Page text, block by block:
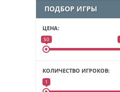
ПОДБОР ИГРЫ
ЦЕНА:
50
КОЛИЧЕСТВО ИГРОКОВ:
1